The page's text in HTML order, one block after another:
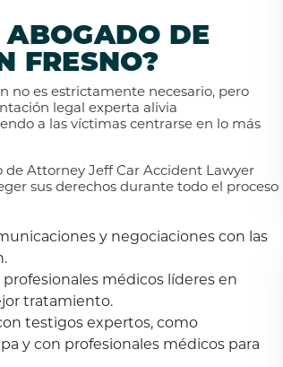
ABOGADO DE
FRESNO?
no es estrictamente necesario, pero
legal experta alivia
a las víctimas centrarse en lo más
de Attorney Jeff Car Accident Lawyer
sus derechos durante todo el proceso
y negociaciones con las
médicos líderes en
tratamiento.
testigos expertos, como
y con profesionales médicos para